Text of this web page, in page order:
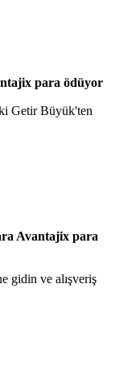
para ödüyor
Getir Büyük'ten
Avantajix para
gidin ve alışveriş